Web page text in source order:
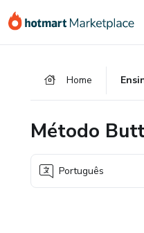
para
para
para
Home
Método
Português